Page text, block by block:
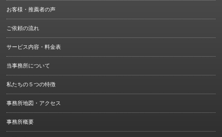
お客様・推薦者の声
ご依頼の流れ
サービス内容・料金表
当事務所について
私たちの５つの特徴
事務所地図・アクセス
事務所概要